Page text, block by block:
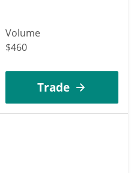
Volume
$460
Trade